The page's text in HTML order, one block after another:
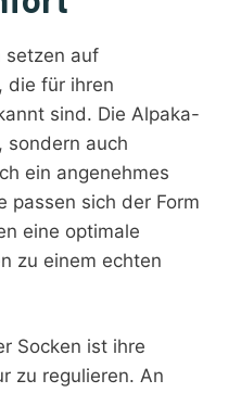
setzen auf
, die für ihren
sind. Die Alpaka-
sondern auch
ein angenehmes
passen sich der Form
eine optimale
zu einem echten
Socken ist ihre
zu regulieren. An